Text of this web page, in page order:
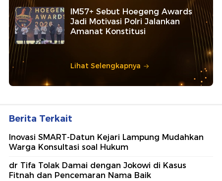
IM57+ Sebut Hoegeng Awards
Jadi Motivasi Polri Jalankan
Amanat Konstitusi
Lihat Selengkapnya
Berita Terkait
Inovasi SMART-Datun Kejari Lampung Mudahkan
Warga Konsultasi soal Hukum
dr Tifa Tolak Damai dengan Jokowi di Kasus
Fitnah dan Pencemaran Nama Baik